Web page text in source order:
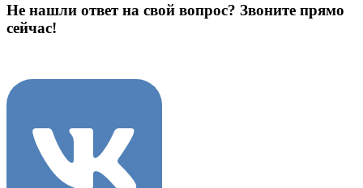
Не нашли ответ на свой вопрос? Звоните прямо
сейчас!